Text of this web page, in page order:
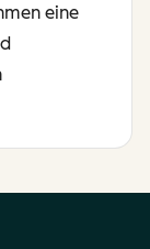
eine